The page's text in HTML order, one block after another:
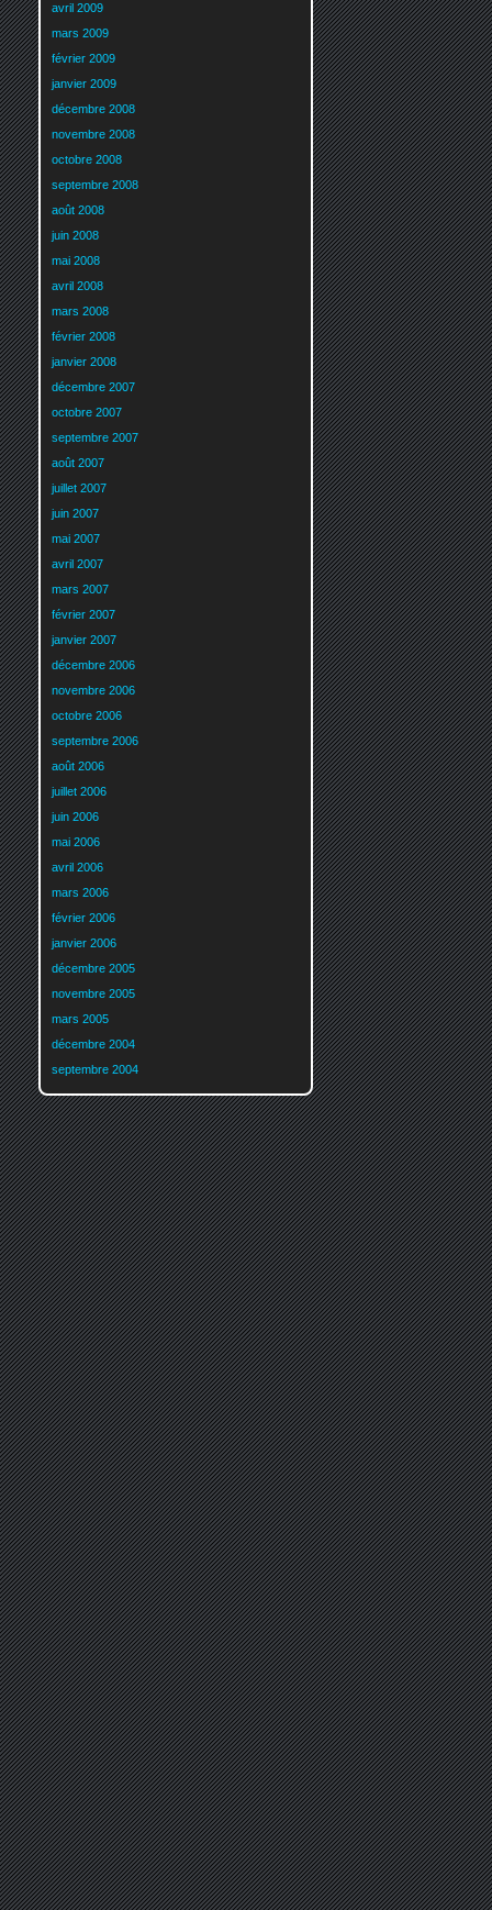
avril 2009
mars 2009
février 2009
janvier 2009
décembre 2008
novembre 2008
octobre 2008
septembre 2008
août 2008
juin 2008
mai 2008
avril 2008
mars 2008
février 2008
janvier 2008
décembre 2007
octobre 2007
septembre 2007
août 2007
juillet 2007
juin 2007
mai 2007
avril 2007
mars 2007
février 2007
janvier 2007
décembre 2006
novembre 2006
octobre 2006
septembre 2006
août 2006
juillet 2006
juin 2006
mai 2006
avril 2006
mars 2006
février 2006
janvier 2006
décembre 2005
novembre 2005
mars 2005
décembre 2004
septembre 2004